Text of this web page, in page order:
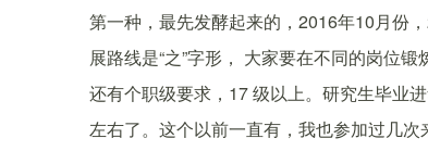
第一种，最先发酵起来的，2016年10月份
展路线是“之”字形， 大家要在不同的岗位
还有个职级要求，17 级以上。研究生毕业
左右了。这个以前一直有，我也参加过几